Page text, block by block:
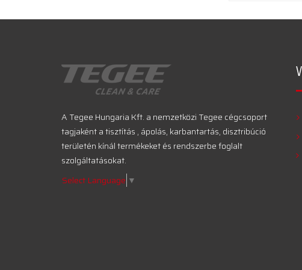
A Tegee Hungaria Kft. a nemzetközi Tegee cégcsoport
tagjaként a tisztítás , ápolás, karbantartás, disztribúció
területén kínál termékeket és rendszerbe foglalt
szolgáltatásokat.
Select Language ▼